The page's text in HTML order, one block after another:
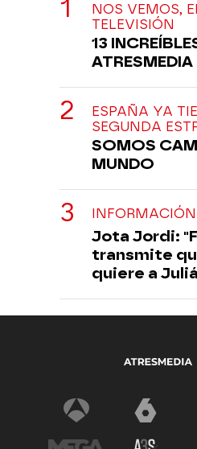
NOS VEMOS,
TELEVISIÓN
13
ATRESMEDIA
ESPAÑA YA
SEGUNDA
SOMOS
MUNDO
INFORMACIÓN
Jota Jordi:
transmite
quiere a